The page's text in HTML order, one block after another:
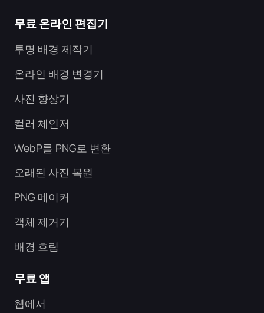
무료 온라인 편집기
투명 배경 제작기
온라인 배경 변경기
사진 향상기
컬러 체인저
WebP를 PNG로 변환
오래된 사진 복원
PNG 메이커
객체 제거기
배경 흐림
무료 앱
웹에서